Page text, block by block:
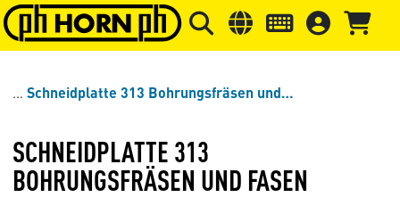
Springe zu Hauptinhalt Springe zum Header Springe
Schneidplatte 313 Bohrungsfräsen und Fasen
SCHNEIDPLATTE 313
BOHRUNGSFRÄSEN UND FASEN